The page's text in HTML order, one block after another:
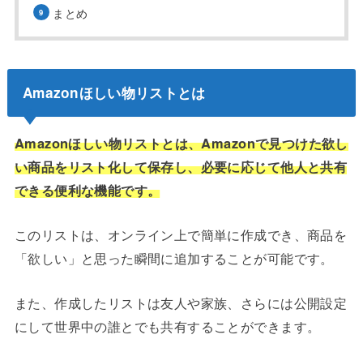
まとめ
Amazonほしい物リストとは
Amazonほしい物リストとは、Amazonで見つけた欲し
い商品をリスト化して保存し、必要に応じて他人と共有
できる便利な機能です。
このリストは、オンライン上で簡単に作成でき、商品を
「欲しい」と思った瞬間に追加することが可能です。
また、作成したリストは友人や家族、さらには公開設定
にして世界中の誰とでも共有することができます。